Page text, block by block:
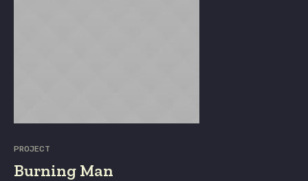
PROJECT
Burning Man